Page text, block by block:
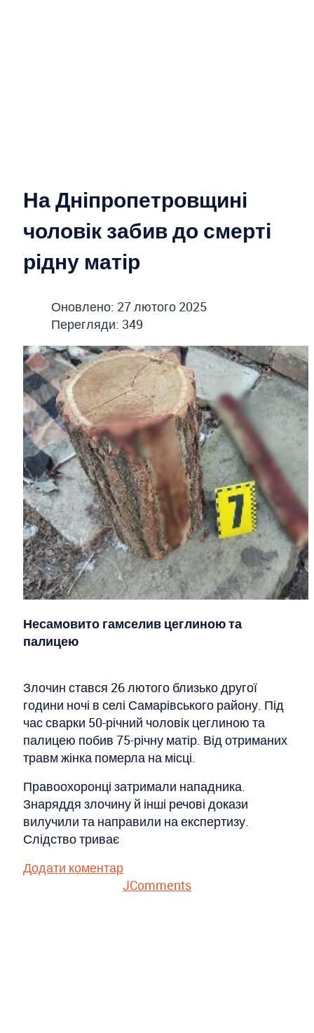
На Дніпропетровщині
чоловік забив до смерті
рідну матір
Оновлено: 27 лютого 2025
Перегляди: 349
Несамовито гамселив цеглиною та
палицею
Злочин стався 26 лютого близько другої
години ночі в селі Самарівського району. Під
час сварки 50-річний чоловік цеглиною та
палицею побив 75-річну матір. Від отриманих
травм жінка померла на місці.
Правоохоронці затримали нападника.
Знаряддя злочину й інші речові докази
вилучили та направили на експертизу.
Слідство триває
Додати коментар
JComments